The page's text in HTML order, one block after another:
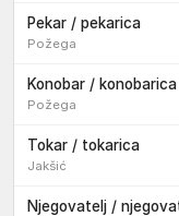
Pekar / pekarica
Požega
Konobar / konobarica
Požega
Tokar / tokarica
Jakšić
Njegovatelj /